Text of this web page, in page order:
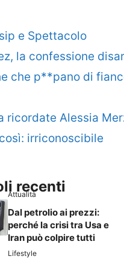
e Spettacolo
la confessione
che p**pano di
ricordate Alessia
irriconoscibile
recenti
Attualità
Dal petrolio ai prezzi:
perché la crisi tra Usa e
Iran può colpire tutti
Lifestyle